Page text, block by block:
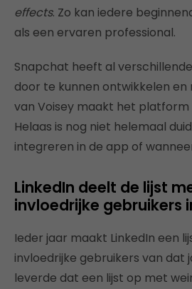
effects. Zo kan iedere
als een ervaren professional.
Snapchat heeft al
door te kunnen ontwikkelen
van Voisey maakt het
Helaas is nog niet helemaal
integreren in de app of
LinkedIn deelt de lijst
invloedrijke gebruikers
Ieder jaar maakt LinkedIn een
invloedrijke gebruikers van dat
leverde dat een lijst op met